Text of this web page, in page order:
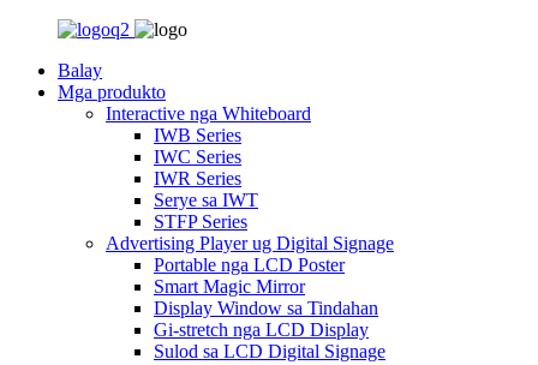
Balay
Mga produkto
Interactive nga Whiteboard
IWB Series
IWC Series
IWR Series
Serye sa IWT
STFP Series
Advertising Player ug Digital Signage
Portable nga LCD Poster
Smart Magic Mirror
Display Window sa Tindahan
Gi-stretch nga LCD Display
Sulod sa LCD Digital Signage